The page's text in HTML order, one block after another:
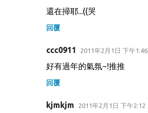
還在掃耶...((哭
回覆
ccc0911 2011年2月1日 下午1:46
好有過年的氣氛~!推推
回覆
kjmkjm 2011年2月1日 下午2:12